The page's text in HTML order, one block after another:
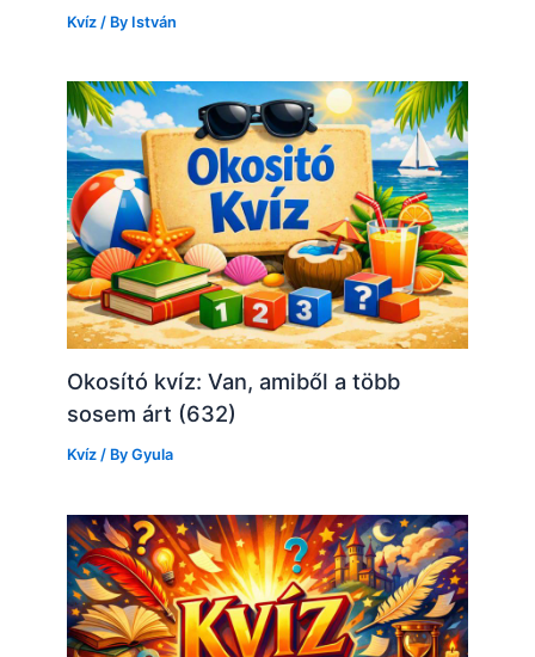
Kvíz / By István
Okosító kvíz: Van, amiből a több
sosem árt (632)
Kvíz / ByGyula